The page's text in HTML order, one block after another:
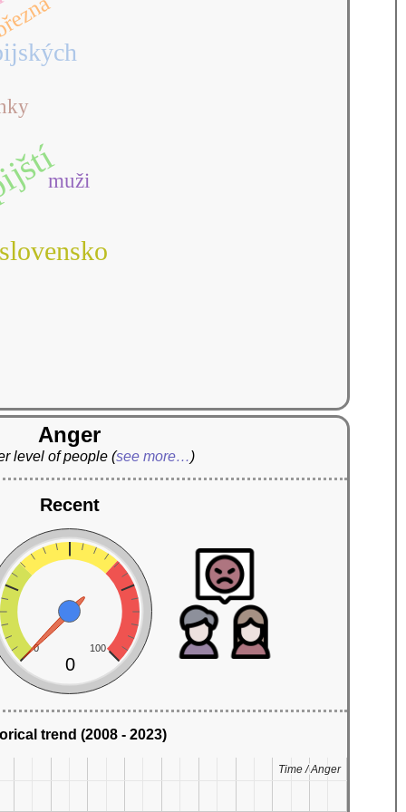
muži
Anger
level of people(see more…)
Recent
0 100
0
trend (2008 - 2023)
Time / Anger
Time / Anger